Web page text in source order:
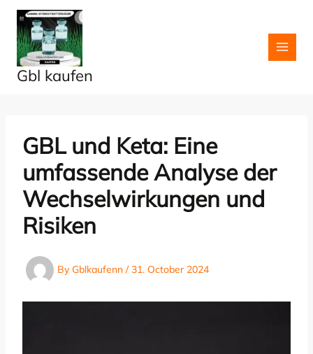
Skip
content
Gbl kaufen
GBL und Keta: Eine
umfassende Analyse der
Wechselwirkungen und
Risiken
By Gblkaufenn /31. October 2024